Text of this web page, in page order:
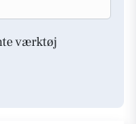
værktøj